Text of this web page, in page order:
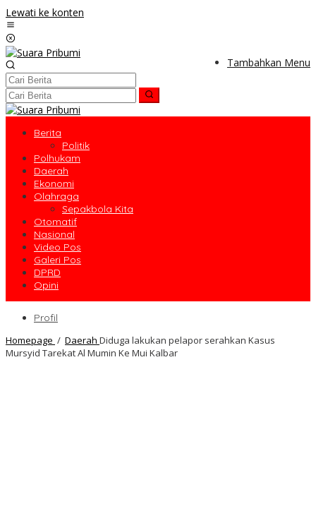
Lewati ke konten
Tambahkan Menu
Berita
Politik
Polhukam
Daerah
Ekonomi
Olahraga
Sepakbola Kita
Otomatif
Nasional
Video Pos
Galeri Pos
DPRD
Opini
Profil
Homepage / Daerah Diduga lakukan pelapor serahkan Kasus
Mursyid Tarekat Al Mumin Ke Mui Kalbar